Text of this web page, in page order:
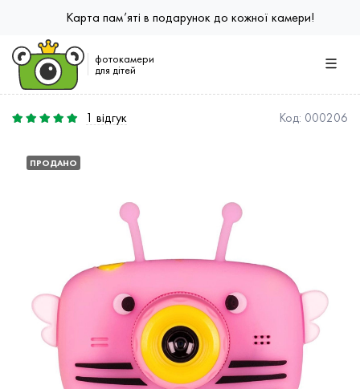
Карта пам’яті в подарунок до кожної камери!
фотокамери
для дітей
1 відгук Код: 000206
ПРОДАНО